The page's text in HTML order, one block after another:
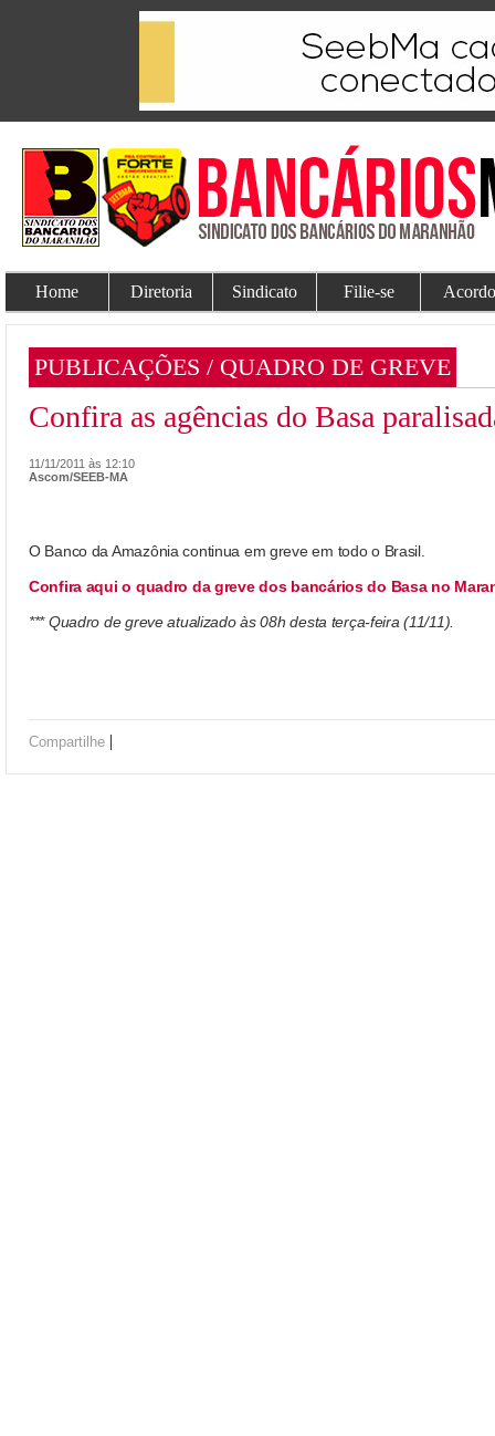
Home Diretoria Sindicato Filie-se
PUBLICAÇÕES / QUADRO DE GREVE
Confira as agências do Basa
11/11/2011 às 12:10
Ascom/SEEB-MA
O Banco da Amazônia continua em greve em todo o Brasil.
Confira aqui o quadro da greve dos bancários do Basa no
*** Quadro de greve atualizado às 08h desta terça-feira (11/11).
Compartilhe |